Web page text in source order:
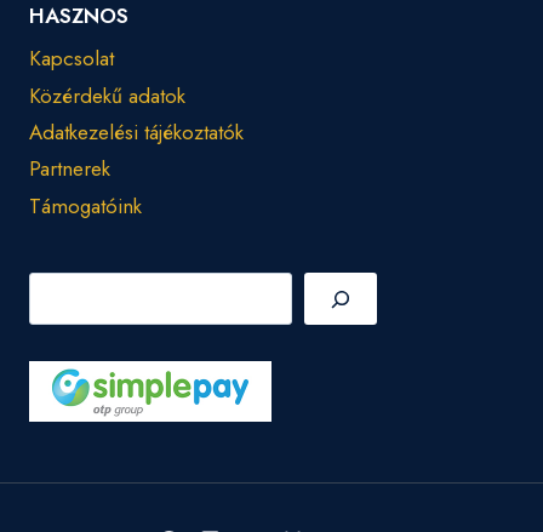
HASZNOS
Kapcsolat
Közérdekű adatok
Adatkezelési tájékoztatók
Partnerek
Támogatóink